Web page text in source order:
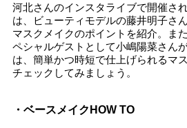
河北さんのインスタライブで開催さ
は、ビューティモデルの藤井明子さ
マスクメイクのポイントを紹介。ま
ペシャルゲストとして小嶋陽菜さん
は、簡単かつ時短で仕上げられるマ
チェックしてみましょう。
・ベースメイクHOW TO